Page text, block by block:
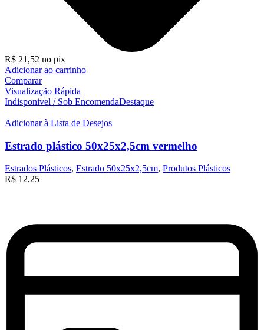
R$ 21,52 no pix
Adicionar ao carrinho
Comparar
Visualização Rápida
Indisponivel / Sob EncomendaDestaque
Adicionar à Lista de Desejos
Estrado plástico 50x25x2,5cm vermelho
Estrados Plásticos, Estrado 50x25x2,5cm, Produtos Plásticos
R$ 12,25